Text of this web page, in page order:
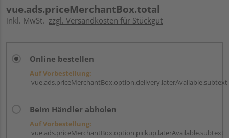
vue.ads.priceMerchantBox.total
inkl. MwSt. zzgl. Versandkosten für Stückgut
Online bestellen
Auf Vorbestellung:
vue.ads.priceMerchantBox.option.delivery.laterAvailable.subtext
Beim Händler abholen
Auf Vorbestellung:
vue.ads.priceMerchantBox.option.pickup.laterAvailable.subtext